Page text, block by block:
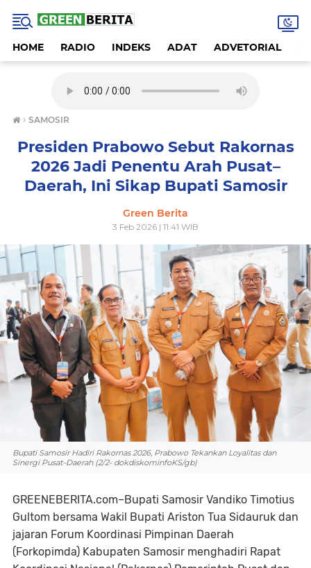
HOME RADIO INDEKS ADAT ADVETORIAL
› SAMOSIR
Presiden Prabowo Sebut Rakornas
2026 Jadi Penentu Arah Pusat–
Daerah, Ini Sikap Bupati Samosir
Green Berita
3 Feb 2026 | 11:41 WIB
Bupati Samosir Hadiri Rakornas 2026, Prabowo Tekankan Loyalitas dan
Sinergi Pusat–Daerah (2/2- dokdiskominfoKS/gb)
GREENEBERITA.com–Bupati Samosir Vandiko Timotius
Gultom bersama Wakil Bupati Ariston Tua Sidauruk dan
jajaran Forum Koordinasi Pimpinan Daerah
(Forkopimda) Kabupaten Samosir menghadiri Rapat